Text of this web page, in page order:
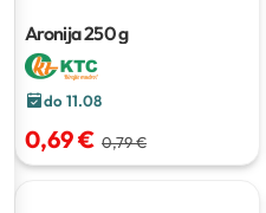
Aronija250 g
do 11.08
0,69 € 0,79 €